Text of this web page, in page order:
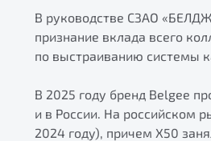
В руководстве СЗАО
признание вклада всего
по выстраиванию системы
В 2025 году бренд Belgee
и в России. На российском
2024 году), причем X50